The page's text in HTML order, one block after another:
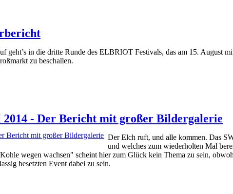
geht’s in die dritte Runde des ELBRIOT Festivals, das am 15. August
zu beschallen.
2014 - Der Bericht mit großer Bildergalerie
Der Elch ruft, und alle kommen. Das
und welches zum wiederholten Mal
wegen wachsen" scheint hier zum Glück kein Thema zu sein,
besetzten Event dabei zu sein.